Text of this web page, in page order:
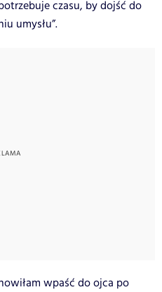
czasu, by dojść do
umysłu”.
wpaść do ojca po